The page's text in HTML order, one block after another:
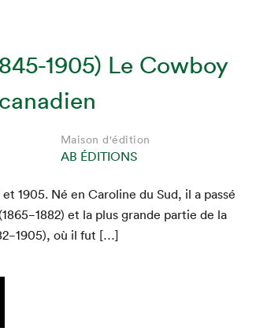
cherchez-vous?
1905) Le Cowboy
Maison d'édition
AB ÉDITIONS
et 1905. Né en Car­o­line du Sud, il a passé
1865−1882) et la plus grande par­tie de la
−1905), où il fut […]